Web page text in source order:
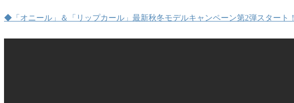
◆「オニール」＆「リップカール」最新秋冬モデルキャンペーン第2弾スタート！